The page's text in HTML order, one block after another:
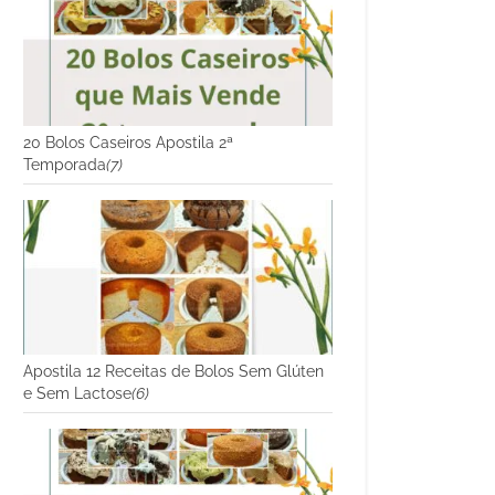
20 Bolos Caseiros Apostila 2ª
Temporada(7)
Apostila 12 Receitas de Bolos Sem Glúten
e Sem Lactose(6)